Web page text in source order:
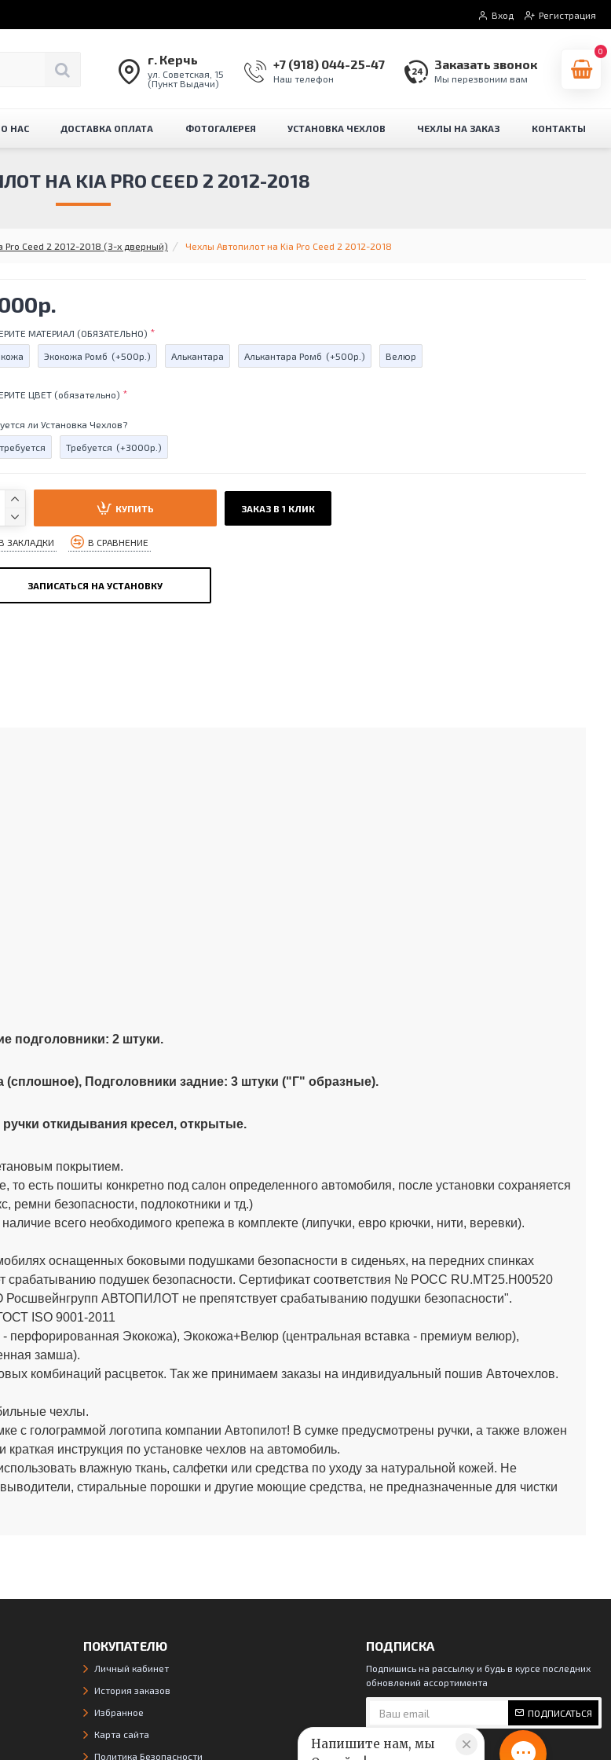
Вход Регистрация
г. Керчь
ул. Советская, 15
(Пункт Выдачи)
+7 (918) 044-25-47
Наш телефон
Заказать звонок
Мы перезвоним вам
0
О НАС ДОСТАВКА ОПЛАТА ФОТОГАЛЕРЕЯ УСТАНОВКА ЧЕХЛОВ ЧЕХЛЫ НА ЗАКАЗ КОНТАКТЫ
Pro Ceed 2 2012-2018 (3-х дверный) Чехлы Автопилот на Kia Pro Ceed 2 2012-2018
НА KIA PRO CEED 2 2012-2018
МАТЕРИАЛ (ОБЯЗАТЕЛЬНО)
Экокожа Ромб (+500р.) Алькантара Алькантара Ромб (+500р.) Велюр
ЦВЕТ (обязательно)
ли Установка Чехлов?
Требуется (+3000р.)
КУПИТЬ ЗАКАЗ В 1 КЛИК
ЗАКЛАДКИ В СРАВНЕНИЕ
ЗАПИСАТЬСЯ НА УСТАНОВКУ
подголовники: 2 штуки.
(сплошное), Подголовники задние: 3 штуки ("Г" образные).
откидывания кресел, открытые.
покрытием.
есть пошиты конкретно под салон определенного автомобиля, после установки сохраняется
ремни безопасности, подлокотники и тд.)
всего необходимого крепежа в комплекте (липучки, евро крючки, нити, веревки).
оснащенных боковыми подушками безопасности в сиденьях, на передних спинках
срабатыванию подушек безопасности. Сертификат соответствия № РОСС RU.МТ25.Н00520
АВТОПИЛОТ не препятствует срабатыванию подушки безопасности".
ISO 9001-2011
- перфорированная Экокожа), Экокожа+Велюр (центральная вставка - премиум велюр),
замша).
комбинаций расцветок. Так же принимаем заказы на индивидуальный пошив Авточехлов.
чехлы.
с голограммой логотипа компании Автопилот! В сумке предусмотрены ручки, а также вложен
инструкция по установке чехлов на автомобиль.
влажную ткань, салфетки или средства по уходу за натуральной кожей. Не
стиральные порошки и другие моющие средства, не предназначенные для чистки
ПОКУПАТЕЛЮ
Личный кабинет
История заказов
Избранное
Карта сайта
Политика Безопасности
ПОДПИСКА
Подпишись на рассылку и будь в курсе последних
обновлений ассортимента
ПОДПИСАТЬСЯ
Напишите нам, мы